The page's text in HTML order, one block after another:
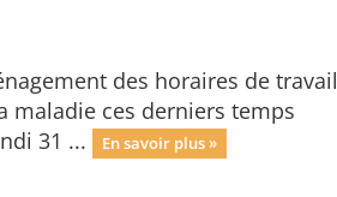
des horaires de travail
maladie ces derniers temps
31 ...
En savoir plus »